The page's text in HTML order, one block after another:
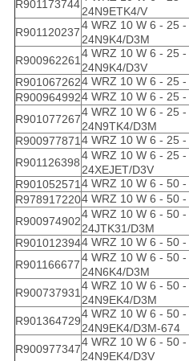
R901173744
24N9ETK4/V
R901120237
4 WRZ 10 W 6 - 25 -
24N9K4/D3M
R900962261
4 WRZ 10 W 6 - 25 -
24N9K4/D3V
R9010672624 WRZ 10 W 6 - 25
R9009649924 WRZ 10 W 6 - 25
R901077267
4 WRZ 10 W 6 - 25 -
24N9TK4/D3M
R900977871 4 WRZ 10 W 6 - 25
R901126398
4 WRZ 10 W 6 - 25 -
24XEJET/D3V
R901052571 4 WRZ 10 W 6 - 50
R9789172204 WRZ 10 W 6 - 50
R900974902
4 WRZ 10 W 6 - 50 -
24JTK31/D3M
R9010123944 WRZ 10 W 6 - 50
R901166677
4 WRZ 10 W 6 - 50 -
24N6K4/D3M
R900737931
4 WRZ 10 W 6 - 50 -
24N9EK4/D3M
R901364729
4 WRZ 10 W 6 - 50 -
24N9EK4/D3M-674
R900977347
4 WRZ 10 W 6 - 50 -
24N9EK4/D3V